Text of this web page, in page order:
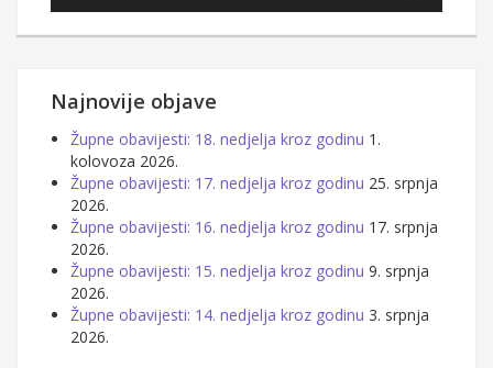
Najnovije objave
Župne obavijesti: 18. nedjelja kroz godinu 1.
kolovoza 2026.
Župne obavijesti: 17. nedjelja kroz godinu 25. srpnja
2026.
Župne obavijesti: 16. nedjelja kroz godinu 17. srpnja
2026.
Župne obavijesti: 15. nedjelja kroz godinu 9. srpnja
2026.
Župne obavijesti: 14. nedjelja kroz godinu 3. srpnja
2026.